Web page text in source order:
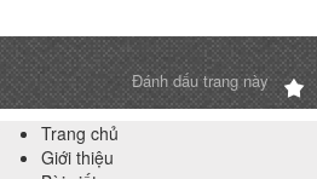
Đánh dấu trang này
Trang chủ
Giới thiệu